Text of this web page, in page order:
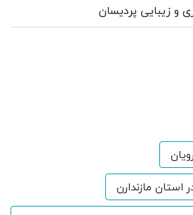
و زیبایی پردیسان
استان مازندارن